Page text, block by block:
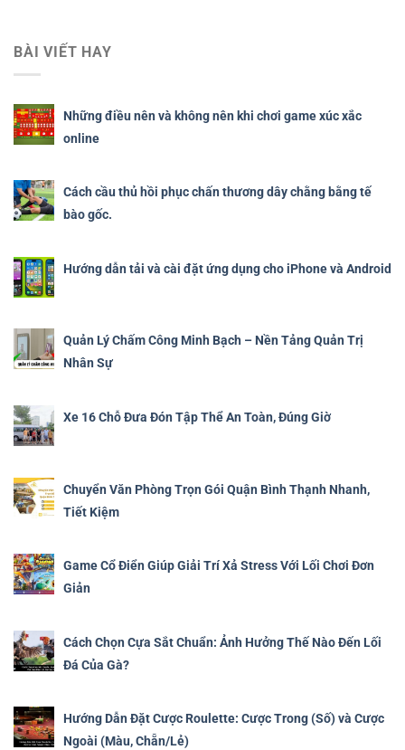
BÀI VIẾT HAY
Những điều nên và không nên khi chơi game xúc xắc
online
Cách cầu thủ hồi phục chấn thương dây chằng bằng tế
bào gốc.
Hướng dẫn tải và cài đặt ứng dụng cho iPhone và Android
Quản Lý Chấm Công Minh Bạch – Nền Tảng Quản Trị
Nhân Sự
Xe 16 Chỗ Đưa Đón Tập Thể An Toàn, Đúng Giờ
Chuyển Văn Phòng Trọn Gói Quận Bình Thạnh Nhanh,
Tiết Kiệm
Game Cổ Điển Giúp Giải Trí Xả Stress Với Lối Chơi Đơn
Giản
Cách Chọn Cựa Sắt Chuẩn: Ảnh Hưởng Thế Nào Đến Lối
Đá Của Gà?
Hướng Dẫn Đặt Cược Roulette: Cược Trong (Số) và Cược
Ngoài (Màu, Chẵn/Lẻ)